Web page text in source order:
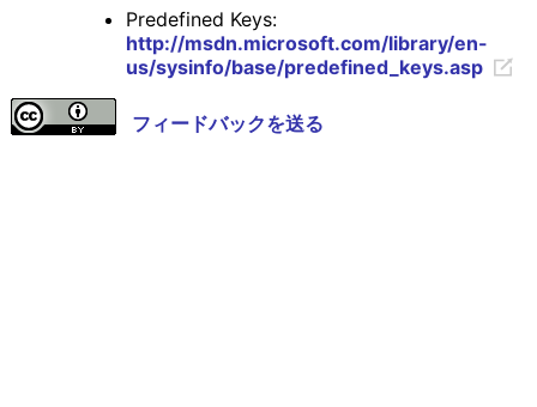
Predefined Keys:
http://msdn.microsoft.com/library/en-
us/sysinfo/base/predefined_keys.asp
フィードバックを送る